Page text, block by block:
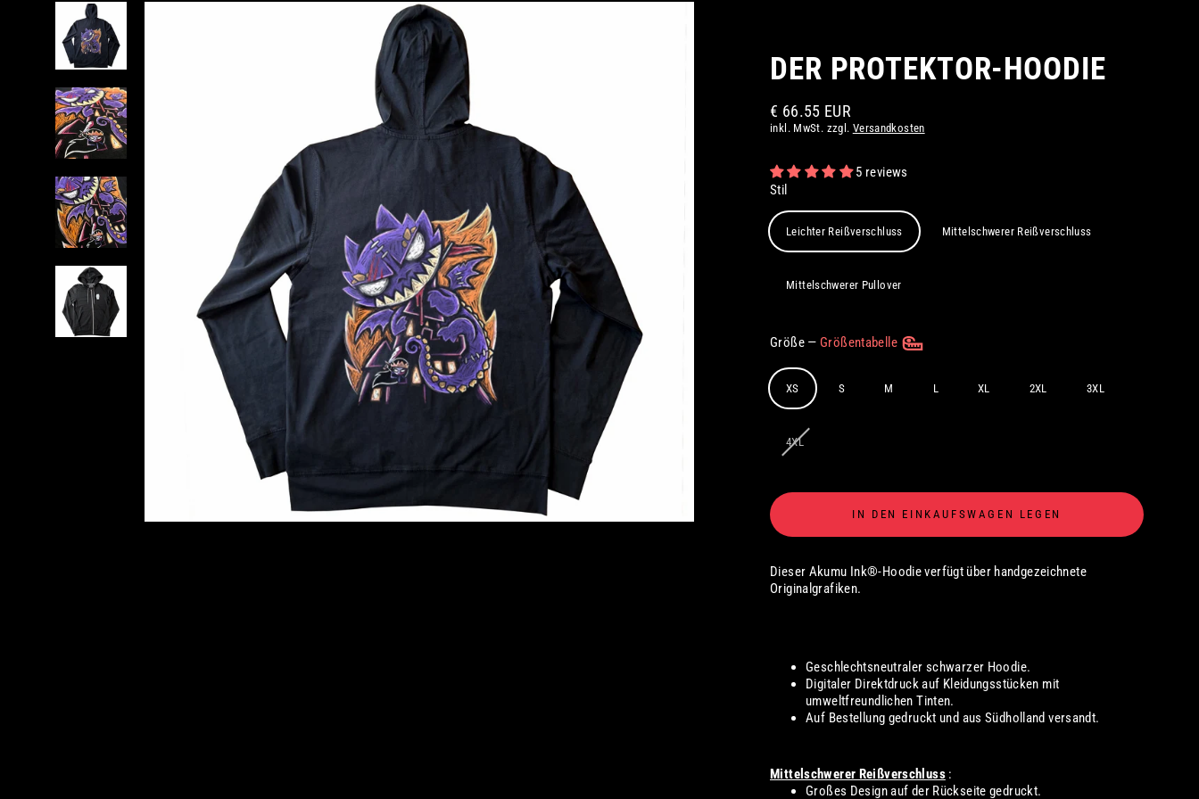
DER PROTEKTOR-HOODIE
Normaler
Preis
€ 66.55 EUR
inkl. MwSt. zzgl. Versandkosten
5 reviews
Stil
Leichter Reißverschluss Mittelschwerer Reißverschluss
Mittelschwerer Pullover
Größe — Größentabelle
XS S M L XL 2XL 3XL
4XL
IN DEN EINKAUFSWAGEN LEGEN
Dieser Akumu Ink®-Hoodie verfügt über handgezeichnete
Originalgrafiken.
Geschlechtsneutraler schwarzer Hoodie.
Digitaler Direktdruck auf Kleidungsstücken mit
umweltfreundlichen Tinten.
Auf Bestellung gedruckt und aus Südholland versandt.
Mittelschwerer Reißverschluss:
Großes Design auf der Rückseite gedruckt.